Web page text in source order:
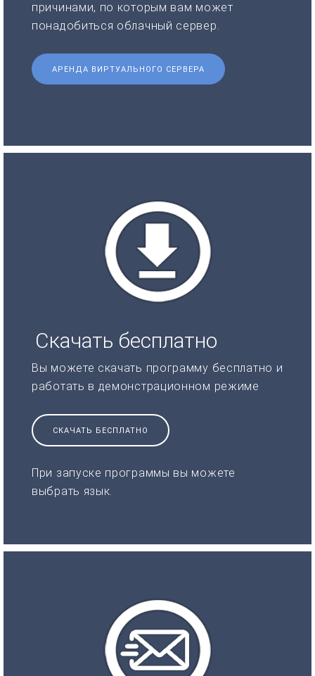
причинами, по которым вам может
понадобиться облачный сервер.
АРЕНДА ВИРТУАЛЬНОГО СЕРВЕРА
Скачать бесплатно
Вы можете скачать программу бесплатно и
работать в демонстрационном режиме
СКАЧАТЬ БЕСПЛАТНО
При запуске программы вы можете
выбрать язык.